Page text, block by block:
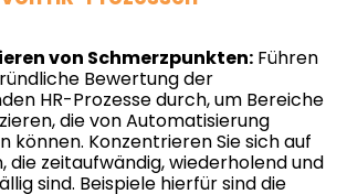
von Schmerzpunkten: Führen
Bewertung der
HR-Prozesse durch, um Bereiche
die von Automatisierung
können. Konzentrieren Sie sich auf
die zeitaufwändig, wiederholend und
sind. Beispiele hierfür sind die